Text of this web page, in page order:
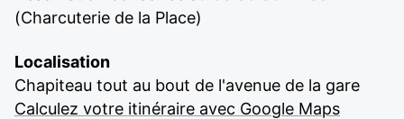
(Charcuterie de la Place)
Localisation
Chapiteau tout au bout de l'avenue de la gare
Calculez votre itinéraire avec Google Maps